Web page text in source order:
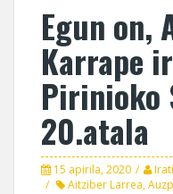
Egun on,
Karrape
Pirinioko
20.atala
15 apirila, 2020
Aitziber Larrea,